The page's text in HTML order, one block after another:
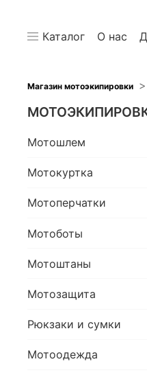
Каталог О нас
Магазин мотоэкипировки
Мотошлем
Мотокуртка
Мотоперчатки
Мотоботы
Мотоштаны
Мотозащита
Рюкзаки и сумки
Мотоодежда